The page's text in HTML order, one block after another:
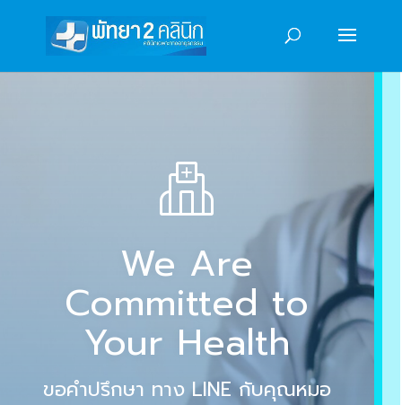
We Are
Committed to
Your Health
ขอคำปรึกษา ทาง LINE กับคุณหมอ